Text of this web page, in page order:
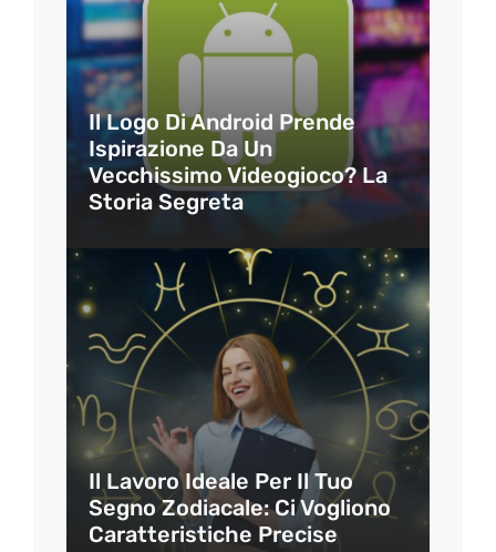
Il Logo Di Android Prende
Ispirazione Da Un
Vecchissimo Videogioco? La
Storia Segreta
Il Lavoro Ideale Per Il Tuo
Segno Zodiacale: Ci Vogliono
Caratteristiche Precise